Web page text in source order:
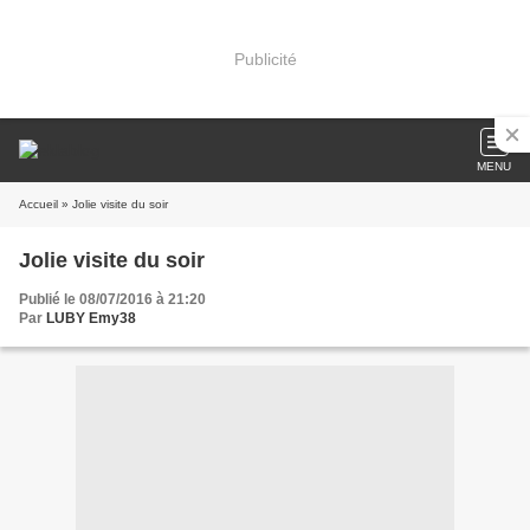
Publicité
MENU
Accueil » Jolie visite du soir
Jolie visite du soir
Publié le 08/07/2016 à 21:20
Par LUBY Emy38